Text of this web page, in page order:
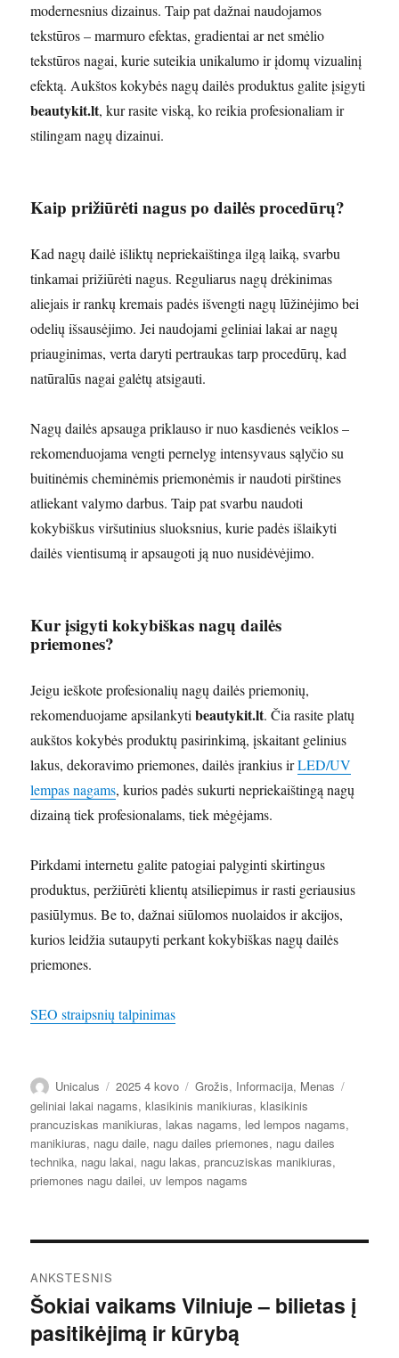
modernesnius dizainus. Taip pat dažnai naudojamos
tekstūros – marmuro efektas, gradientai ar net smėlio
tekstūros nagai, kurie suteikia unikalumo ir įdomų vizualinį
efektą. Aukštos kokybės nagų dailės produktus galite įsigyti
beautykit.lt, kur rasite viską, ko reikia profesionaliam ir
stilingam nagų dizainui.
Kaip prižiūrėti nagus po dailės procedūrų?
Kad nagų dailė išliktų nepriekaištinga ilgą laiką, svarbu
tinkamai prižiūrėti nagus. Reguliarus nagų drėkinimas
aliejais ir rankų kremais padės išvengti nagų lūžinėjimo bei
odelių išsausėjimo. Jei naudojami geliniai lakai ar nagų
priauginimas, verta daryti pertraukas tarp procedūrų, kad
natūralūs nagai galėtų atsigauti.
Nagų dailės apsauga priklauso ir nuo kasdienės veiklos –
rekomenduojama vengti pernelyg intensyvaus sąlyčio su
buitinėmis cheminėmis priemonėmis ir naudoti pirštines
atliekant valymo darbus. Taip pat svarbu naudoti
kokybiškus viršutinius sluoksnius, kurie padės išlaikyti
dailės vientisumą ir apsaugoti ją nuo nusidėvėjimo.
Kur įsigyti kokybiškas nagų dailės
priemones?
Jeigu ieškote profesionalių nagų dailės priemonių,
rekomenduojame apsilankytibeautykit.lt. Čia rasite platų
aukštos kokybės produktų pasirinkimą, įskaitant gelinius
lakus, dekoravimo priemones, dailės įrankius irLED/UV
lempas nagams, kurios padės sukurti nepriekaištingą nagų
dizainą tiek profesionalams, tiek mėgėjams.
Pirkdami internetu galite patogiai palyginti skirtingus
produktus, peržiūrėti klientų atsiliepimus ir rasti geriausius
pasiūlymus. Be to, dažnai siūlomos nuolaidos ir akcijos,
kurios leidžia sutaupyti perkant kokybiškas nagų dailės
priemones.
SEO straipsnių talpinimas
Autorius
Unicalus Paskelbta
2025 4 kovo Kategorijos
Grožis, Informacija, Menas
geliniai lakai nagams,klasikinis manikiuras,klasikinis
prancuziskas manikiuras, lakas nagams, led lempos nagams,
manikiuras, nagu daile, nagu dailes priemones, nagu dailes
technika, nagu lakai, nagu lakas,prancuziskas manikiuras,
priemones nagu dailei, uv lempos nagams
tarp
įrašų
ANKSTESNIS
Ankstesnis
įrašas:
Šokiai vaikams Vilniuje – bilietas į
pasitikėjimą ir kūrybą